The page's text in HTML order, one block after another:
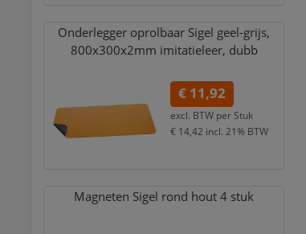
Onderlegger oprolbaar Sigel geel-grijs,
800x300x2mm imitatieleer, dubb
€ 11,92
excl. BTW per Stuk
€ 14,42 incl. 21% BTW
Magneten Sigel rond hout 4 stuk